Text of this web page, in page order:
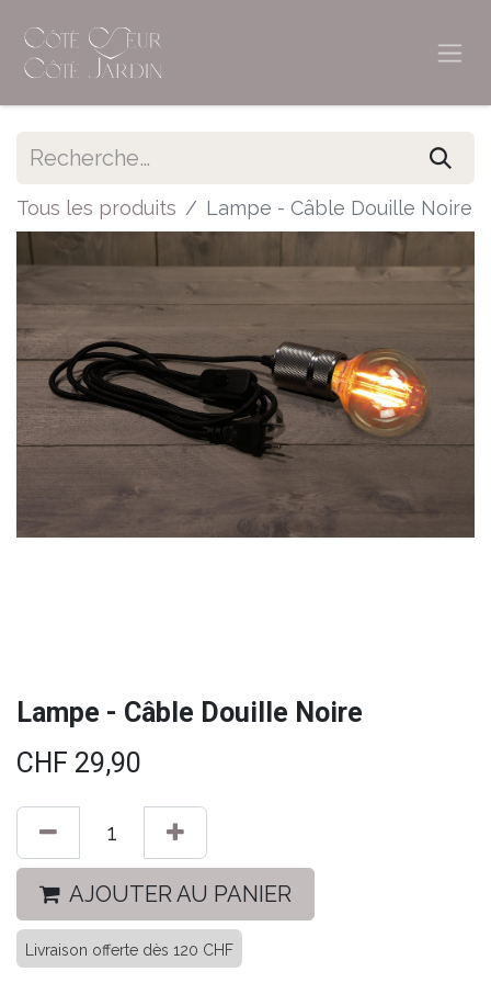
Tous les produits Lampe - Câble Douille Noire
Lampe - Câble Douille Noire
CHF 29,90
AJOUTER AU PANIER
Livraison offerte dès 120 CHF